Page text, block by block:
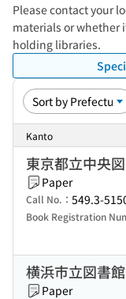
Please contact your
materials or whether
holding libraries.
Kanto
東京都立中央
Paper
Call No.： 549.3-
Book Registration
横浜市立図書館
Paper